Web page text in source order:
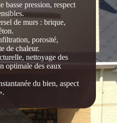
basse pression, respect
de murs : brique,
porosité,
de chaleur.
nettoyage des
optimale des eaux
du bien, aspect